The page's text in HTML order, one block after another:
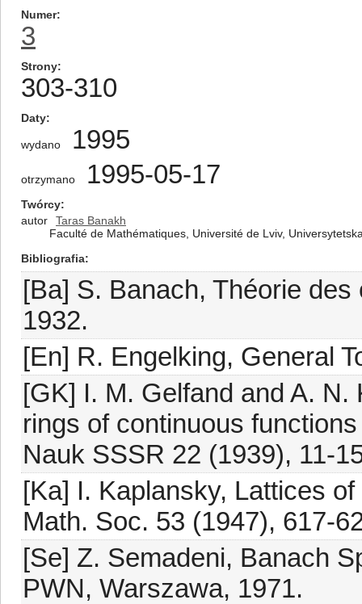
Numer
3
Strony
303-310
Daty
wydano 1995
otrzymano 1995-05-17
Twórcy
autor
Taras Banakh
Faculté de Mathématiques, Université de Lviv,
Bibliografia
[Ba] S. Banach, Théorie
1932.
[En] R. Engelking, General
[GK] I. M. Gelfand and A.
rings of continuous
Nauk SSSR 22 (1939), 11-
[Ka] I. Kaplansky, Lattices
Math. Soc. 53 (1947), 617-
[Se] Z. Semadeni, Banach
PWN, Warszawa, 1971.